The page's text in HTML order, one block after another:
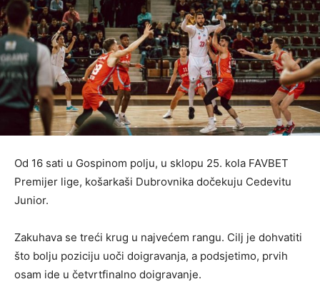
Od 16 sati u Gospinom polju, u sklopu 25. kola FAVBET
Premijer lige, košarkaši Dubrovnika dočekuju Cedevitu
Junior.
Zakuhava se treći krug u najvećem rangu. Cilj je dohvatiti
što bolju poziciju uoči doigravanja, a podsjetimo, prvih
osam ide u četvrtfinalno doigravanje.